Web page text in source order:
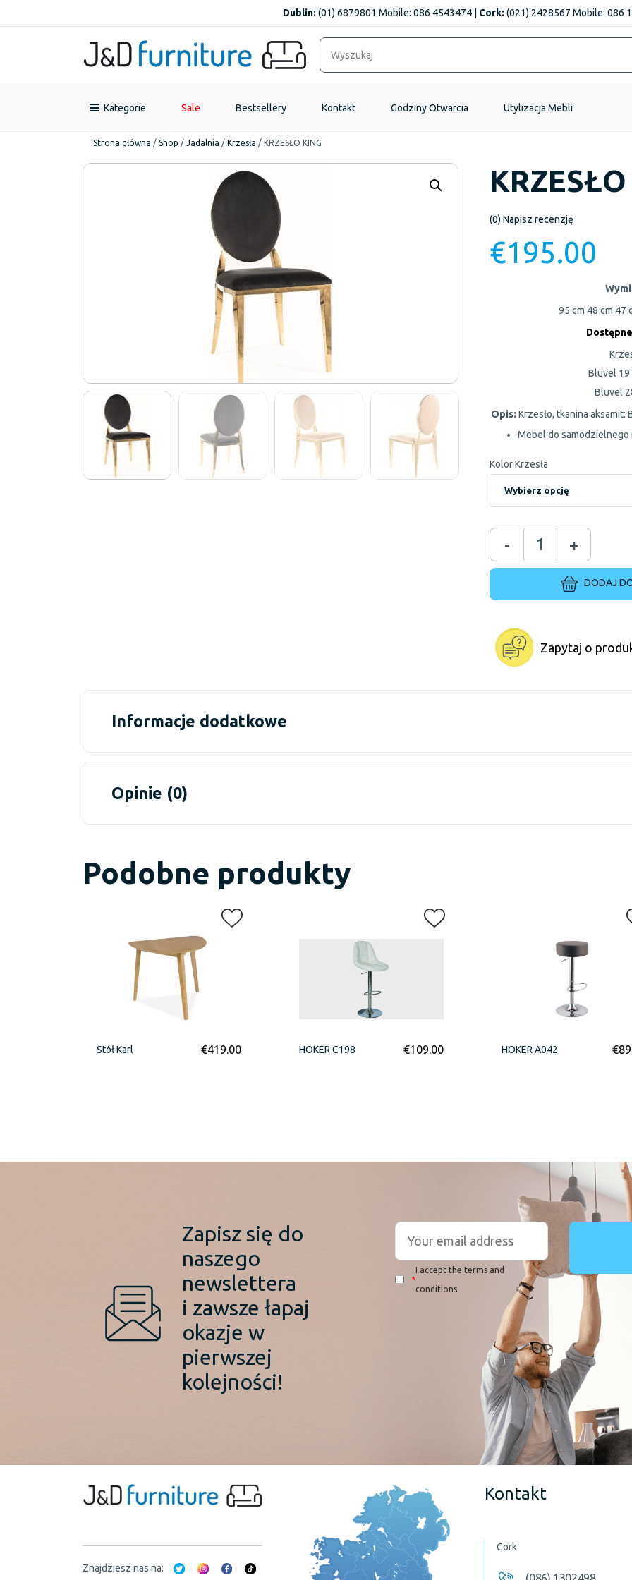
Dublin: (01) 6879801 Mobile: 086 4543474 | Cork: (021) 2428567 Mobile: 086
Kategorie Sale Bestsellery Kontakt Godziny Otwarcia Utylizacja Mebli
Strona główna / Shop / Jadalnia / Krzesła / KRZESŁO KING
(0)Napisz recenzję
€195.00
95 cm 48 cm 47
Bluvel 19
Bluvel
Opis:Krzesło, tkanina
Mebel do samodzielnego
Kolor Krzesła
- +
DODAJ
Zapytaj o
Informacje dodatkowe
Opinie (0)
Podobne produkty
Stół Karl €419.00 HOKER C198 €109.00 HOKER A042 €
Zapisz się do
naszego
newslettera
i zawsze łapaj
okazje w
pierwszej
kolejności!
*
I accept the terms and
conditions
Znajdziesz nas na:
Kontakt
Cork